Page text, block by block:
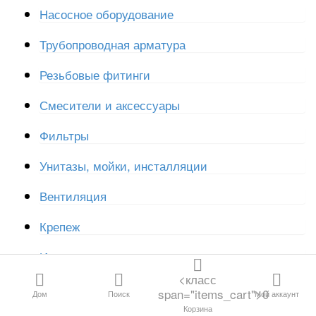
Все категории
Все категории
Канализация и
Водосливная
для отопления и
Резьбовые
Дом Поиск
<класс
span="items_cart">0
Корзина
Мой аккаунт
Насосное оборудование
Трубопроводная арматура
Резьбовые фитинги
Смесители и аксессуары
Фильтры
Унитазы, мойки, инсталляции
Вентиляция
Крепеж
Инструмент и расходные материалы